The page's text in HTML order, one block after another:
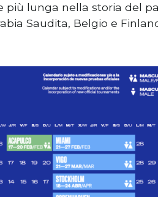
più lunga nella storia del
Saudita, Belgio e